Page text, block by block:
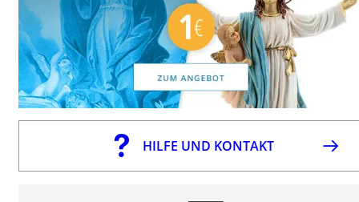
HILFE UND KONTAKT